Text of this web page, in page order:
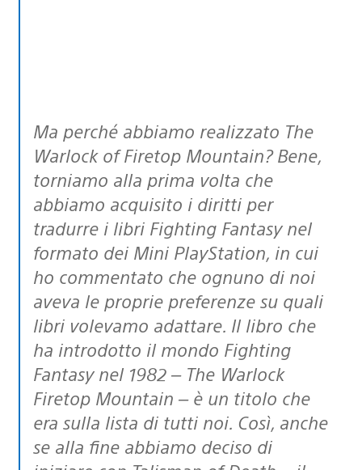
Ma perché abbiamo realizzato The
Warlock of Firetop Mountain? Bene,
torniamo alla prima volta che
abbiamo acquisito i diritti per
tradurre i libri Fighting Fantasy nel
formato dei Mini PlayStation, in cui
ho commentato che ognuno di noi
aveva le proprie preferenze su quali
libri volevamo adattare. Il libro che
ha introdotto il mondo Fighting
Fantasy nel 1982 – The Warlock
Firetop Mountain – è un titolo che
era sulla lista di tutti noi. Così, anche
se alla fine abbiamo deciso di